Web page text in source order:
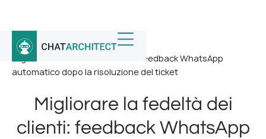
Home / Notizia /
Migliorare la fedeltà dei clienti: feedback WhatsApp
automatico dopo la risoluzione del ticket
Migliorare la fedeltà dei
clienti: feedback WhatsApp